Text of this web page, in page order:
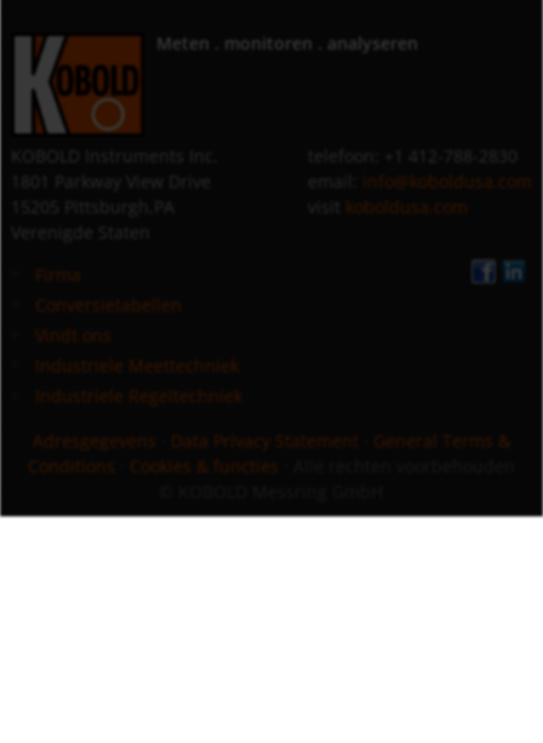
Meten . monitoren . analyseren
info@koboldusa.com
koboldusa.com
Firma
Conversietabellen
Vindt ons
Industriele Meettechniek
Industriele Regeltechniek
Adresgegevens
Data Privacy Statement
General Terms &
Conditions
Cookies & functies